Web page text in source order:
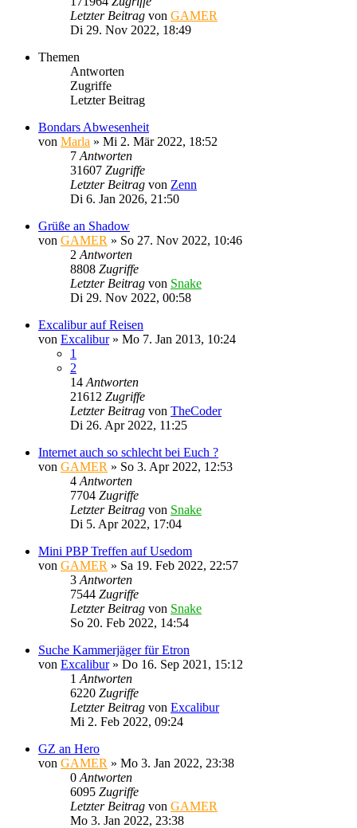
Letzter Beitrag von GAMER
Di 29. Nov 2022, 18:49
Themen
Antworten
Zugriffe
Letzter Beitrag
Bondars Abwesenheit
von Marla » Mi 2. Mär 2022, 18:52
7 Antworten
31607 Zugriffe
Letzter Beitrag von Zenn
Di 6. Jan 2026, 21:50
Grüße an Shadow
von GAMER » So 27. Nov 2022, 10:46
2 Antworten
8808 Zugriffe
Letzter Beitrag von Snake
Di 29. Nov 2022, 00:58
Excalibur auf Reisen
von Excalibur» Mo 7. Jan 2013, 10:24
1
2
14 Antworten
21612 Zugriffe
Letzter Beitrag von TheCoder
Di 26. Apr 2022, 11:25
Internet auch so schlecht bei Euch ?
von GAMER » So 3. Apr 2022, 12:53
4 Antworten
7704 Zugriffe
Letzter Beitrag von Snake
Di 5. Apr 2022, 17:04
Mini PBP Treffen auf Usedom
von GAMER » Sa 19. Feb 2022, 22:57
3 Antworten
7544 Zugriffe
Letzter Beitrag von Snake
So 20. Feb 2022, 14:54
Suche Kammerjäger für Etron
von Excalibur» Do 16. Sep 2021, 15:12
1 Antworten
6220 Zugriffe
Letzter Beitrag von Excalibur
Mi 2. Feb 2022, 09:24
GZ an Hero
von GAMER » Mo 3. Jan 2022, 23:38
0 Antworten
6095 Zugriffe
Letzter Beitrag von GAMER
Mo 3. Jan 2022, 23:38